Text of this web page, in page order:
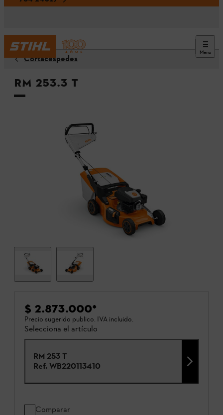
Menu
Cortacéspedes
RM 253.3 T
$ 2.873.000*
Precio sugerido publico. IVA incluido.
Selecciona el artículo
RM 253 T
Ref. WB220113410
Comparar